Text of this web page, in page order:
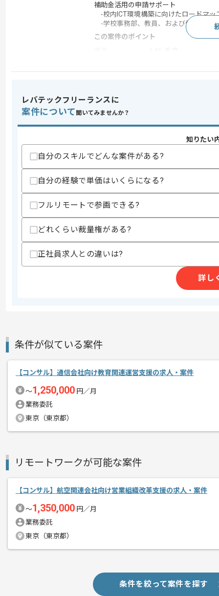
補助金活用の申請サポート
-校内ICT環境構築に向けたロードマッ
-学校事務部、教員、および外部ベン
この案件のポイント
スキル
求めるスキル
・学校法人、教育機関におけるICT環境
・外部ベンダーや複数部門との折衝、調
・学校法人における助成金の近況の把
上記に似た経験やスキルをお持ちであれば申
商談回数
募集人数
1人
作業開始日
レバテックフリーランスに
案件について 聞いてみませんか？
知りたい
自分のスキルでどんな案件がある?
自分の経験で単価はいくらになる?
フルリモートで参画できる?
どれくらい裁量権がある?
正社員求人との違いは?
詳し
条件が似ている案件
【コンサル】通信会社向け教育関連運営支援の求人・案件
〜1,250,000 円／月
業務委託
東京（東京都）
リモートワークが可能な案件
【コンサル】航空関連会社向け営業組織改革支援の求人・案件
〜1,350,000 円／月
業務委託
東京（東京都）
条件を絞って案件を探す